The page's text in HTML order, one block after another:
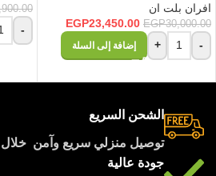
افران بلت ان
EGP30,000.00
EGP23,450.00
-
+ إضافة إلى السلة
-
الشحن السريع
توصيل منزلي سريع وآمن خلال 48 ساعة عمل فقط. 🚚
جودة عالية